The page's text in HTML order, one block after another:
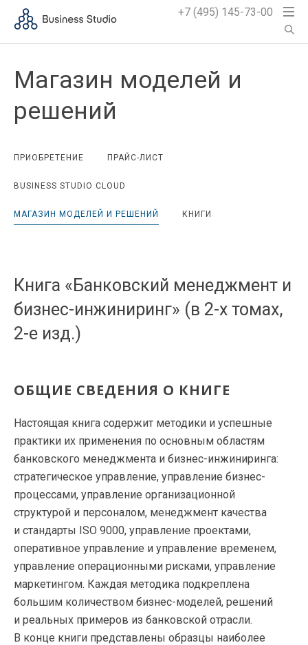
+7 (495) 145-73-00
Магазин моделей и
решений
ПРИОБРЕТЕНИЕ ПРАЙС-ЛИСТ
BUSINESS STUDIO CLOUD
МАГАЗИН МОДЕЛЕЙ И РЕШЕНИЙ КНИГИ
Книга «Банковский менеджмент и
бизнес-инжиниринг» (в 2-х томах,
2-е изд.)
ОБЩИЕ СВЕДЕНИЯ О КНИГЕ
Настоящая книга содержит методики и успешные
практики их применения по основным областям
банковского менеджмента и бизнес-инжиниринга:
стратегическое управление, управление бизнес-
процессами, управление организационной
структурой и персоналом, менеджмент качества
и стандарты ISO 9000, управление проектами,
оперативное управление и управление временем,
управление операционными рисками, управление
маркетингом. Каждая методика подкреплена
большим количеством бизнес-моделей, решений
и реальных примеров из банковской отрасли.
В конце книги представлены образцы наиболее